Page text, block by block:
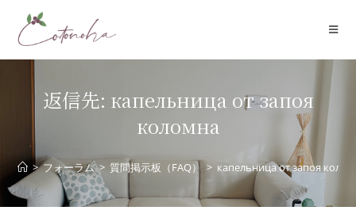
プ
返信先: капельница от запоя
коломна
> フォーラム > 質問掲示板（FAQ） > капельница от запоя